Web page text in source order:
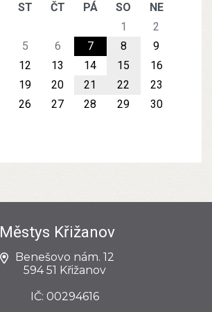
ST ČT PÁ SO
NE
1
2
5 6 7 8
9
12 13 14 15
16
19 20 21 22
23
26 27 28 29
30
Městys Křižanov
Benešovo nám. 12
594 51 Křižanov
IČ: 00294616